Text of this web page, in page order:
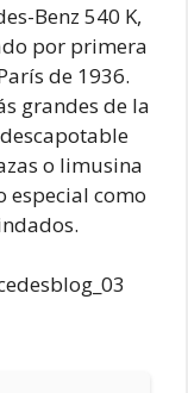
Benz 540 K,
por primera
de 1936.
grandes de la
o limusina
especial como